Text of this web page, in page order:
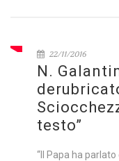
22/11/2016
N.
testo”
“Il Papa ha